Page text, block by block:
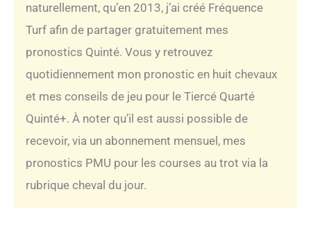
naturellement, qu’en 2013, j’ai créé Fréquence
Turf afin de partager gratuitement mes
pronostics Quinté. Vous y retrouvez
quotidiennement mon pronostic en huit chevaux
et mes conseils de jeu pour le Tiercé Quarté
Quinté+. À noter qu’il est aussi possible de
recevoir, via un abonnement mensuel, mes
pronostics PMU pour les courses au trot via la
rubrique cheval du jour.